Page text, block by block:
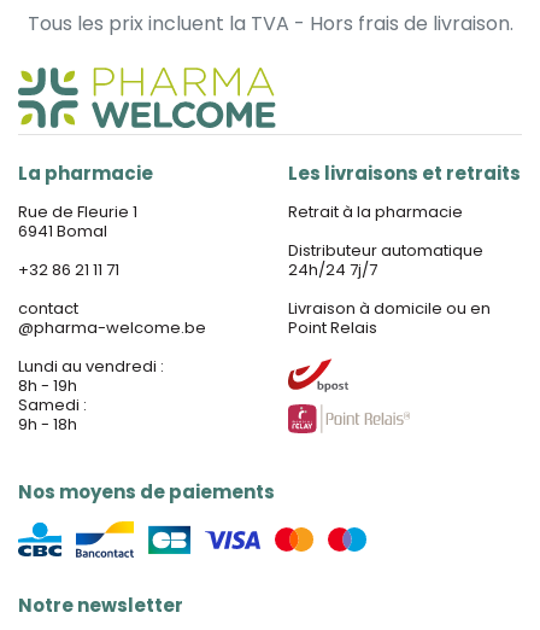
Tous les prix incluent la TVA - Hors frais de livraison.
La pharmacie
Rue de Fleurie 1
6941 Bomal
+32 86 21 11 71
contact
@pharma-welcome.be
Lundi au vendredi :
8h - 19h
Samedi :
9h - 18h
Nos moyens de paiements
Les livraisons et retraits
Retrait à la pharmacie
Distributeur automatique
24h/24 7j/7
Livraison à domicile ou en
Point Relais
Notre newsletter